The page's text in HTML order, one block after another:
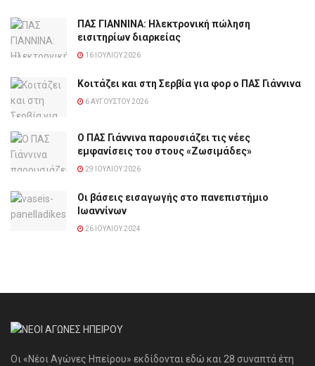
ΠΑΣ ΓΙΑΝΝΙΝΑ: Hλεκτρονική πώληση
εισιτηρίων διαρκείας
16 ΙΟΥΛΊΟΥ 2026
Κοιτάζει και στη Σερβία για φορ ο ΠΑΣ Γιάννινα
6 ΑΥΓΟΎΣΤΟΥ 2026
Ο ΠΑΣ Γιάννινα παρουσιάζει τις νέες
εμφανίσεις του στους «Ζωσιμάδες»
29 ΙΟΥΛΊΟΥ 2026
Οι βάσεις εισαγωγής στο πανεπιστήμιο
Ιωαννίνων
26 ΙΟΥΛΊΟΥ 2024
Οι «Νέοι Αγώνες Ηπείρου» εκδίδονται εδώ και 28 συναπτά έτη